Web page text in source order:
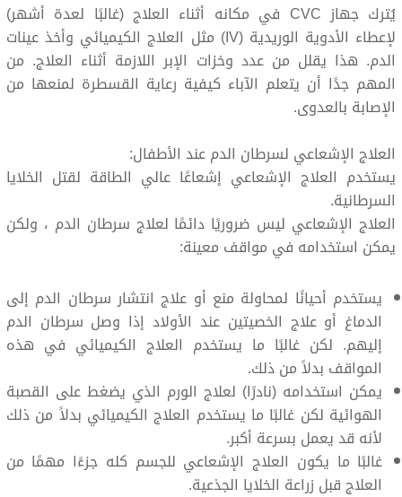
يُترك جهاز CVC في مكانه أثناء العلاج (غالبًا لعدة أشهر)
لإعطاء الأدوية الوريدية (IV) مثل العلاج الكيميائي وأخذ عينات
الدم. هذا يقلل من عدد وخزات الإبر اللازمة أثناء العلاج. من
المهم جدًا أن يتعلم الآباء كيفية رعاية القسطرة لمنعها من
الإصابة بالعدوى.
العلاج الإشعاعي لسرطان الدم عند الأطفال:
يستخدم العلاج الإشعاعي إشعاعًا عالي الطاقة لقتل الخلايا
السرطانية.
العلاج الإشعاعي ليس ضروريًا دائمًا لعلاج سرطان الدم ، ولكن
يمكن استخدامه في مواقف معينة:
يستخدم أحيانًا لمحاولة منع أو علاج انتشار سرطان الدم إلى
الدماغ أو علاج الخصيتين عند الأولاد إذا وصل سرطان الدم
إليهم. لكن غالبًا ما يستخدم العلاج الكيميائي في هذه
المواقف بدلاً من ذلك.
يمكن استخدامه (نادرًا) لعلاج الورم الذي يضغط على القصبة
الهوائية لكن غالبًا ما يستخدم العلاج الكيميائي بدلاً من ذلك
لأنه قد يعمل بسرعة أكبر.
غالبًا ما يكون العلاج الإشعاعي للجسم كله جزءًا مهمًا من
العلاج قبل زراعة الخلايا الجذعية.